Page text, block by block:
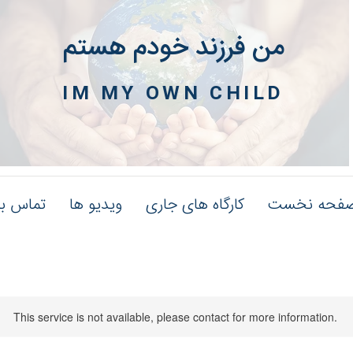
من فرزند خودم هستم
IM MY OWN CHILD
تماس ویدیو ها کارگاه های جاری نخست
This service is not available, please contact for more information.